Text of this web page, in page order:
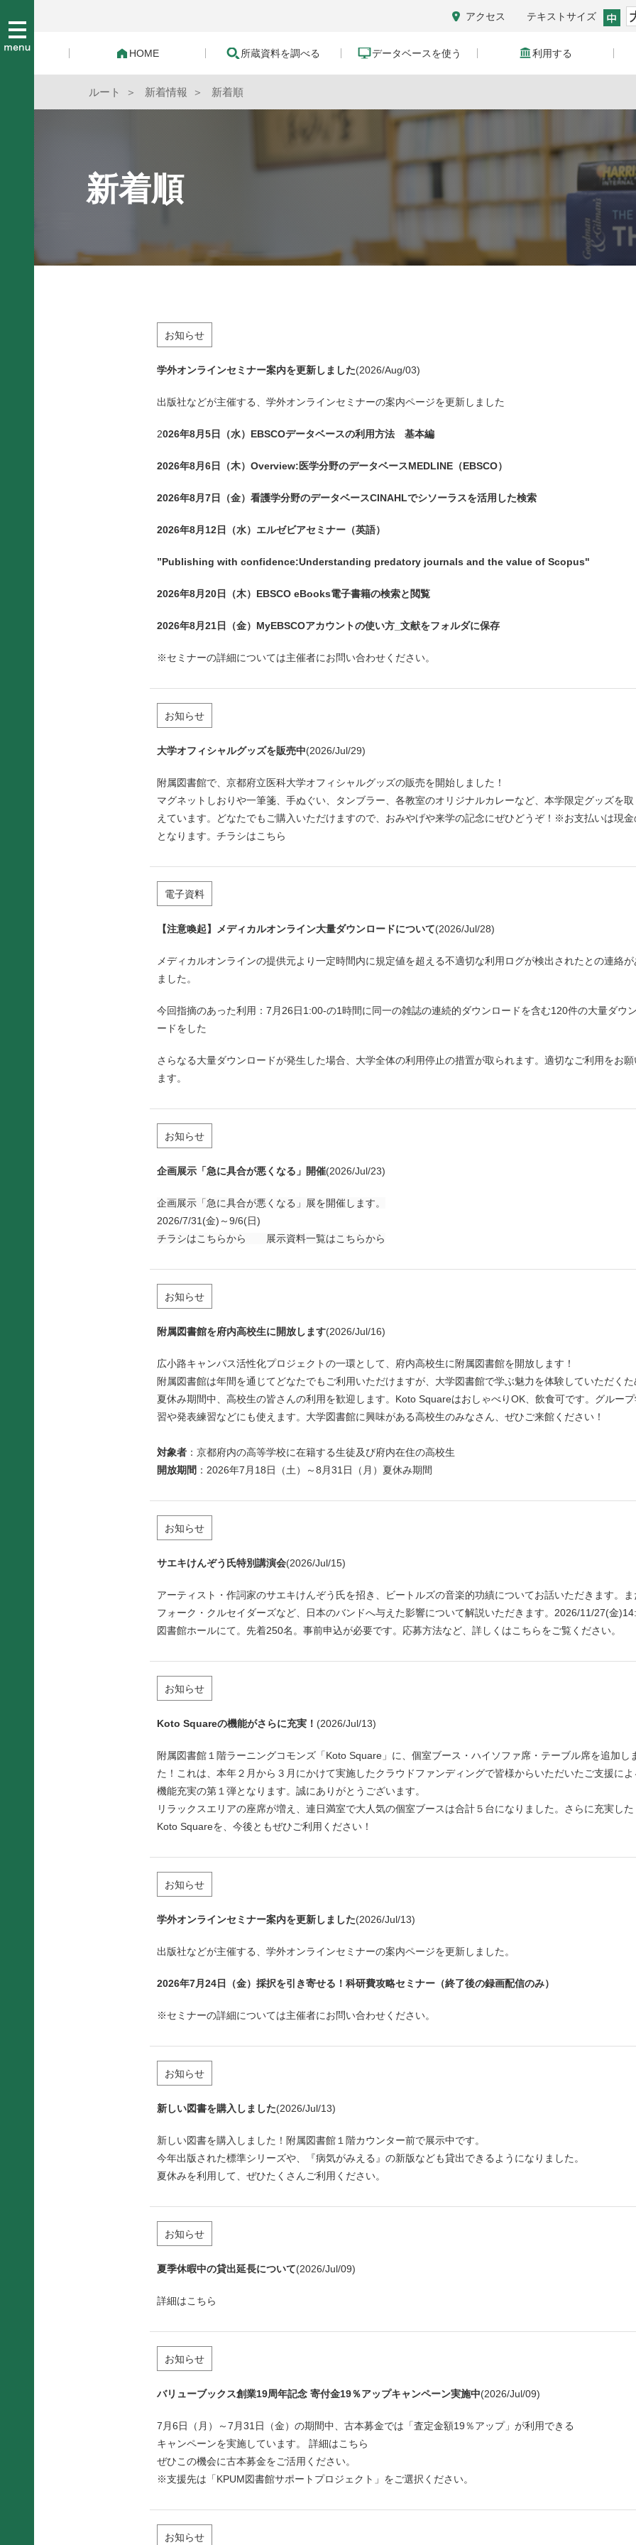
アクセス テキストサイズ
HOME 所蔵資料を調べる データベースを使う 利用する
ルート 新着情報 新着順
新着順
お知らせ
学外オンラインセミナー案内を更新しました(2026/Aug/03)
出版社などが主催する、学外オンラインセミナーの案内ページを更新しました
2026年8月5日（水）EBSCOデータベースの利用方法 基本編
2026年8月6日（木）Overview:医学分野のデータベースMEDLINE（EBSCO）
2026年8月7日（金）看護学分野のデータベースCINAHLでシソーラスを活用した検索
2026年8月12日（水）エルゼビアセミナー（英語）
”Publishing with confidence:Understanding predatory journals and the value of Scopus"
2026年8月20日（木）EBSCO eBooks電子書籍の検索と閲覧
2026年8月21日（金）MyEBSCOアカウントの使い方_文献をフォルダに保存
※セミナーの詳細については主催者にお問い合わせください。
お知らせ
大学オフィシャルグッズを販売中(2026/Jul/29)
附属図書館で、京都府立医科大学オフィシャルグッズの販売を開始しました！
マグネットしおりや一筆箋、手ぬぐい、タンブラー、各教室のオリジナルカレーなど、本学限定グッズを取
えています。どなたでもご購入いただけますので、おみやげや来学の記念にぜひどうぞ！※お支払いは現金
となります。チラシはこちら
電子資料
【注意喚起】メディカルオンライン大量ダウンロードについて(2026/Jul/28)
メディカルオンラインの提供元より一定時間内に規定値を超える不適切な利用ログが検出されたとの連絡
ました。
今回指摘のあった利用：7月26日1:00-の1時間に同一の雑誌の連続的ダウンロードを含む120件の大量ダウ
ードをした
さらなる大量ダウンロードが発生した場合、大学全体の利用停止の措置が取られます。適切なご利用をお願
ます。
お知らせ
企画展示「急に具合が悪くなる」開催(2026/Jul/23)
企画展示「急に具合が悪くなる」展を開催します。
2026/7/31(金)～9/6(日)
チラシはこちらから 展示資料一覧はこちらから
お知らせ
附属図書館を府内高校生に開放します(2026/Jul/16)
広小路キャンパス活性化プロジェクトの一環として、府内高校生に附属図書館を開放します！
附属図書館は年間を通じてどなたでもご利用いただけますが、大学図書館で学ぶ魅力を体験していただくた
夏休み期間中、高校生の皆さんの利用を歓迎します。Koto SquareはおしゃべりOK、飲食可です。グルー
習や発表練習などにも使えます。大学図書館に興味がある高校生のみなさん、ぜひご来館ください！
対象者 ：京都府内の高等学校に在籍する生徒及び府内在住の高校生
開放期間 ：2026年7月18日（土）～8月31日（月）夏休み期間
お知らせ
サエキけんぞう氏特別講演会(2026/Jul/15)
アーティスト・作詞家のサエキけんぞう氏を招き、ビートルズの音楽的功績についてお話いただきます。ま
フォーク・クルセイダーズなど、日本のバンドへ与えた影響について解説いただきます。2026/11/27(金
図書館ホールにて。先着250名。事前申込が必要です。応募方法など、詳しくはこちらをご覧ください。
お知らせ
Koto Squareの機能がさらに充実！ (2026/Jul/13)
附属図書館１階ラーニングコモンズ「Koto Square」に、個室ブース・ハイソファ席・テーブル席を追加し
た！これは、本年２月から３月にかけて実施したクラウドファンディングで皆様からいただいたご支援によ
機能充実の第１弾となります。誠にありがとうございます。
リラックスエリアの座席が増え、連日満室で大人気の個室ブースは合計５台になりました。さらに充実した
Koto Squareを、今後ともぜひご利用ください！
お知らせ
学外オンラインセミナー案内を更新しました(2026/Jul/13)
出版社などが主催する、学外オンラインセミナーの案内ページを更新しました。
2026年7月24日（金）採択を引き寄せる！科研費攻略セミナー（終了後の録画配信のみ）
※セミナーの詳細については主催者にお問い合わせください。
お知らせ
新しい図書を購入しました(2026/Jul/13)
新しい図書を購入しました！附属図書館１階カウンター前で展示中です。
今年出版された標準シリーズや、『病気がみえる』の新版なども貸出できるようになりました。
夏休みを利用して、ぜひたくさんご利用ください。
お知らせ
夏季休暇中の貸出延長について(2026/Jul/09)
詳細はこちら
お知らせ
バリューブックス創業19周年記念 寄付金19％アップキャンペーン実施中(2026/Jul/09)
7月6日（月）～7月31日（金）の期間中、古本募金では「査定金額19％アップ」が利用できる
キャンペーンを実施しています。 詳細はこちら
ぜひこの機会に古本募金をご活用ください。
※支援先は「KPUM図書館サポートプロジェクト」をご選択ください。
お知らせ